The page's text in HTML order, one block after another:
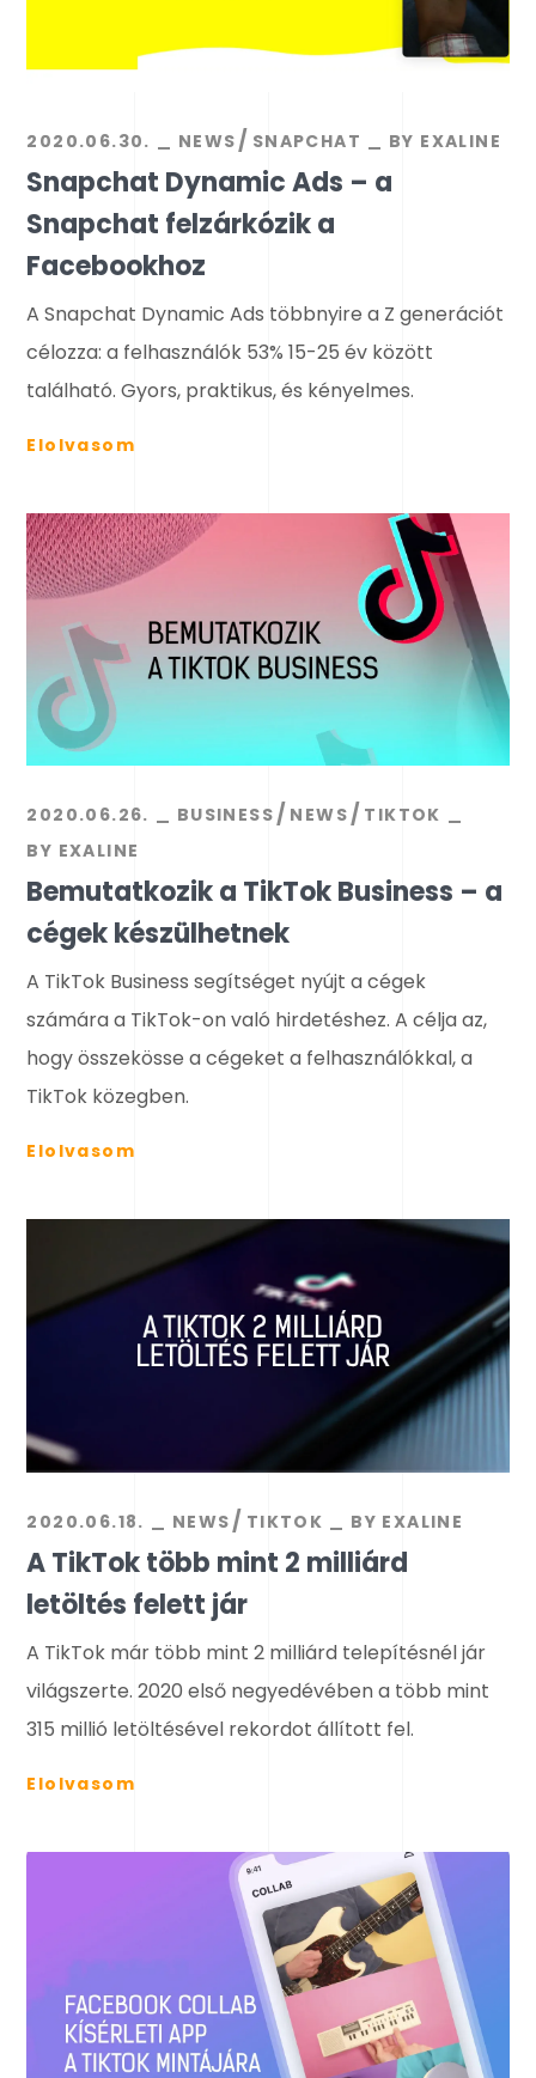
2020.06.30. NEWS SNAPCHAT BY EXALINE
Snapchat Dynamic Ads – a
Snapchat felzárkózik a
Facebookhoz
A Snapchat Dynamic Ads többnyire a Z generációt
célozza: a felhasználók 53% 15-25 év között
található. Gyors, praktikus, és kényelmes.
Elolvasom
2020.06.26. BUSINESS NEWS
TIKTOK
BY EXALINE
Bemutatkozik a TikTok Business – a
cégek készülhetnek
A TikTok Business segítséget nyújt a cégek
számára a TikTok-on való hirdetéshez. A célja az,
hogy összekösse a cégeket a felhasználókkal, a
TikTok közegben.
Elolvasom
2020.06.18. NEWS TIKTOK BY EXALINE
A TikTok több mint 2 milliárd
letöltés felett jár
A TikTok már több mint 2 milliárd telepítésnél jár
világszerte. 2020 első negyedévében a több mint
315 millió letöltésével rekordot állított fel.
Elolvasom